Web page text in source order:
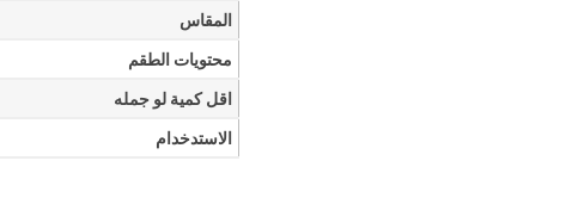
المقاس
محتويات الطقم
اقل كمية لو جمله
الاستدخدام